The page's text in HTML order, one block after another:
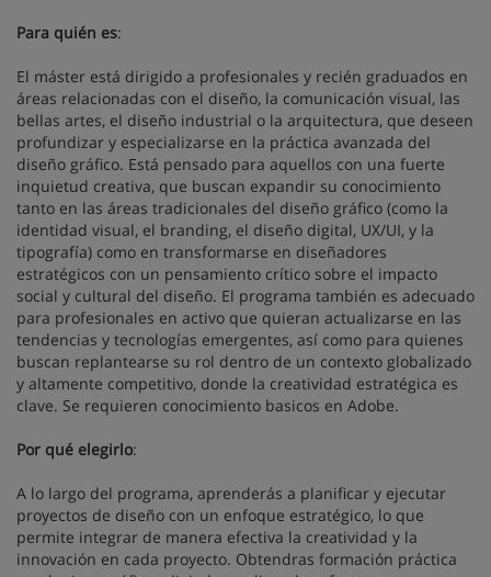
Para quién es:
El máster está dirigido a profesionales y recién graduados en
áreas relacionadas con el diseño, la comunicación visual, las
bellas artes, el diseño industrial o la arquitectura, que deseen
profundizar y especializarse en la práctica avanzada del
diseño gráfico. Está pensado para aquellos con una fuerte
inquietud creativa, que buscan expandir su conocimiento
tanto en las áreas tradicionales del diseño gráfico (como la
identidad visual, el branding, el diseño digital, UX/UI, y la
tipografía) como en transformarse en diseñadores
estratégicos con un pensamiento crítico sobre el impacto
social y cultural del diseño. El programa también es adecuado
para profesionales en activo que quieran actualizarse en las
tendencias y tecnologías emergentes, así como para quienes
buscan replantearse su rol dentro de un contexto globalizado
y altamente competitivo, donde la creatividad estratégica es
clave. Se requieren conocimiento basicos en Adobe.
Por qué elegirlo:
A lo largo del programa, aprenderás a planificar y ejecutar
proyectos de diseño con un enfoque estratégico, lo que
permite integrar de manera efectiva la creatividad y la
innovación en cada proyecto. Obtendras formación práctica